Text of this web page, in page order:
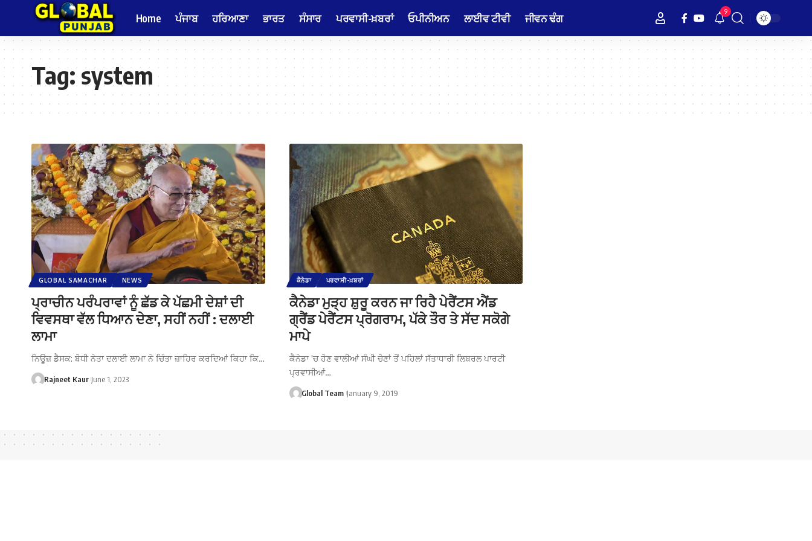
Home ਪੰਜਾਬ ਹਰਿਆਣਾ ਭਾਰਤ ਸੰਸਾਰ ਪਰਵਾਸੀ-ਖ਼ਬਰਾਂ ਓਪੀਨੀਅਨ ਲਾਈਵ ਟੀਵੀ ਜੀਵਨ ਢੰਗ 9
Tag:system
GLOBAL SAMACHAR NEWS
ਪ੍ਰਾਚੀਨ ਪਰੰਪਰਾਵਾਂ ਨੂੰ ਛੱਡ ਕੇ ਪੱਛਮੀ ਦੇਸ਼ਾਂ ਦੀ
ਵਿਵਸਥਾ ਵੱਲ ਧਿਆਨ ਦੇਣਾ, ਸਹੀਂ ਨਹੀਂ : ਦਲਾਈ
ਲਾਮਾ
ਨਿਊਜ਼ ਡੈਸਕ: ਬੋਧੀ ਨੇਤਾ ਦਲਾਈ ਲਾਮਾ ਨੇ ਚਿੰਤਾ ਜ਼ਾਹਿਰ ਕਰਦਿਆਂ ਕਿਹਾ ਕਿ…
Rajneet Kaur June 1, 2023
ਕੈਨੇਡਾ ਪਰਵਾਸੀ-ਖ਼ਬਰਾਂ
ਕੈਨੇਡਾ ਮੁੜ੍ਹ ਸ਼ੁਰੂ ਕਰਨ ਜਾ ਰਿਹੈ ਪੇਰੈਂਟਸ ਐਂਡ
ਗ੍ਰੈਂਡ ਪੇਰੈਂਟਸ ਪ੍ਰੋਗਰਾਮ, ਪੱਕੇ ਤੌਰ ਤੇ ਸੱਦ ਸਕੋਗੇ
ਮਾਪੇ
ਕੈਨੇਡਾ 'ਚ ਹੋਣ ਵਾਲੀਆਂ ਸੰਘੀ ਚੋਣਾਂ ਤੋਂ ਪਹਿਲਾਂ ਸੱਤਾਧਾਰੀ ਲਿਬਰਲ ਪਾਰਟੀ
ਪ੍ਰਵਾਸੀਆਂ…
Global Team January 9, 2019